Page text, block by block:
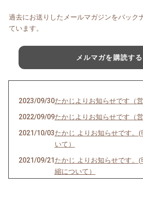
過去にお送りしたメールマガジンをバック
ています。
メルマガを購読する
2023/09/30たかじよりお知らせです（
2022/09/09たかじよりお知らせです（
2021/10/03たかじ よりお知らせです。
いて）
2021/09/21 たかじ よりお知らせです。
縮について）